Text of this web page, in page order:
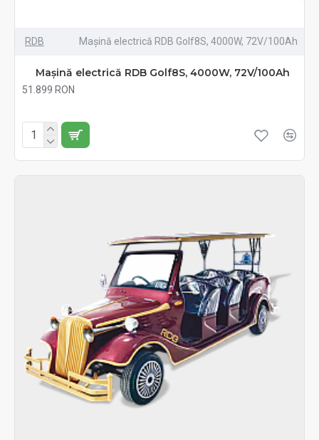
RDB Mașină electrică RDB Golf8S, 4000W, 72V/100Ah
Mașină electrică RDB Golf8S, 4000W, 72V/100Ah
51.899 RON